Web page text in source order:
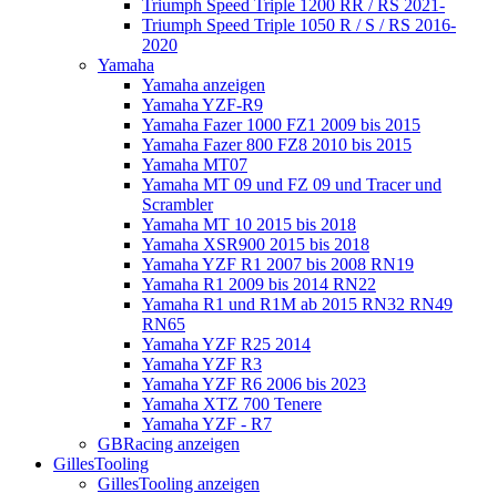
Triumph Speed Triple 1200 RR / RS 2021-
Triumph Speed Triple 1050 R / S / RS 2016-
2020
Yamaha
Yamaha anzeigen
Yamaha YZF-R9
Yamaha Fazer 1000 FZ1 2009 bis 2015
Yamaha Fazer 800 FZ8 2010 bis 2015
Yamaha MT07
Yamaha MT 09 und FZ 09 und Tracer und
Scrambler
Yamaha MT 10 2015 bis 2018
Yamaha XSR900 2015 bis 2018
Yamaha YZF R1 2007 bis 2008 RN19
Yamaha R1 2009 bis 2014 RN22
Yamaha R1 und R1M ab 2015 RN32 RN49
RN65
Yamaha YZF R25 2014
Yamaha YZF R3
Yamaha YZF R6 2006 bis 2023
Yamaha XTZ 700 Tenere
Yamaha YZF - R7
GBRacing anzeigen
GillesTooling
GillesTooling anzeigen